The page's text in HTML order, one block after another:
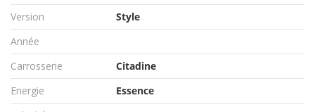
Version
Style
Année
Carrosserie
Citadine
Energie
Essence